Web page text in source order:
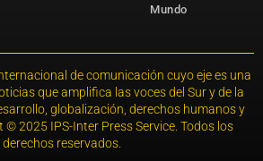
Mundo
de comunicación cuyo eje es una
que amplifica las voces del Sur y de la
globalización, derechos humanos y
2025 IPS-Inter Press Service. Todos los
derechos reservados.